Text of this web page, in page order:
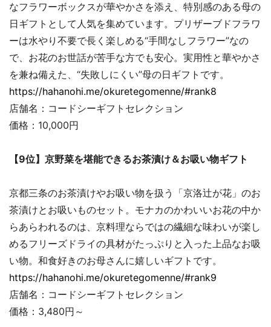
なフラワーボックスが華やかさを添え、特別感のある母の
日ギフトとして人気を集めています。プリザーブドフラワ
ーは水やり不要で長く楽しめる“手間なしフラワー”なの
で、お花のお世話が苦手な方でも安心。実用性と華やかさ
を兼ね備えた、“失敗しにくい”母の日ギフトです。
https://hahanohi.me/okuretegomenne/#rank8
店舗名：コードシーギフトセレクション
価格：10,000円
【9位】京野菜を堪能できるお茶漬け＆お吸い物ギフト
京都三条のお茶漬けやお吸い物を扱う「京洛辻が花」のお
茶漬けとお吸いものセット。モナカのかわいいお花の中か
らあらわれるのは、京料理ならではの繊細な味わいが楽し
めるフリーズドライの具材がたっぷりと入った上品なお吸
い物。和食好きのお母さんに嬉しいギフトです。
https://hahanohi.me/okuretegomenne/#rank9
店舗名：コードシーギフトセレクション
価格：3,480円～